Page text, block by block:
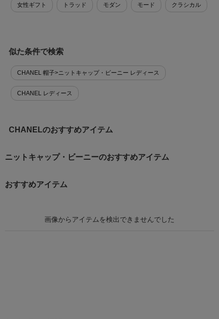
女性ギフト トラッド モダン モード クラシカル
似た条件で検索
CHANEL 帽子>ニットキャップ・ビーニー レディース
CHANEL レディース
CHANELのおすすめアイテム
ニットキャップ・ビーニーのおすすめアイテム
おすすめアイテム